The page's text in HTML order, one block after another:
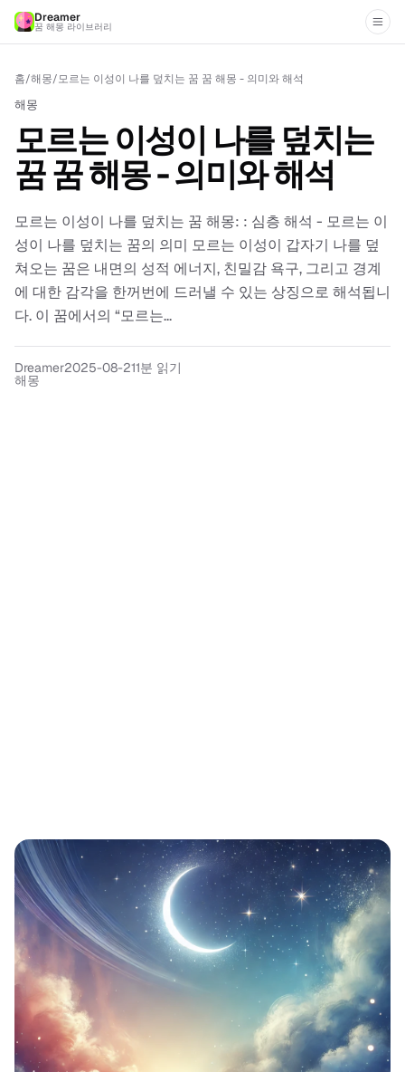
Dreamer
꿈 해몽 라이브러리
홈/해몽/모르는 이성이 나를 덮치는 꿈 꿈 해몽 - 의미와 해석
해몽
모르는 이성이 나를 덮치는
꿈 꿈 해몽 - 의미와 해석
모르는 이성이 나를 덮치는 꿈 해몽: : 심층 해석 - 모르는 이
성이 나를 덮치는 꿈의 의미 모르는 이성이 갑자기 나를 덮
쳐오는 꿈은 내면의 성적 에너지, 친밀감 욕구, 그리고 경계
에 대한 감각을 한꺼번에 드러낼 수 있는 상징으로 해석됩니
다. 이 꿈에서의 “모르는...
Dreamer2025-08-211분 읽기
해몽